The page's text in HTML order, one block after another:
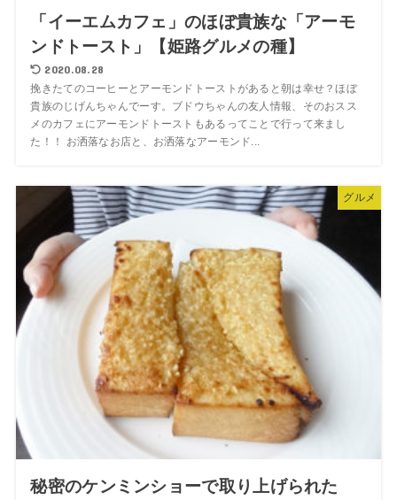
「イーエムカフェ」のほぼ貴族な「アーモ
ンドトースト」【姫路グルメの種】
2020.08.28
挽きたてのコーヒーとアーモンドトーストがあると朝は幸せ？ほぼ
貴族のじげんちゃんでーす。ブドウちゃんの友人情報、そのおスス
メのカフェにアーモンドトーストもあるってことで行って来まし
た！！ お洒落なお店と、お洒落なアーモンド...
グルメ
秘密のケンミンショーで取り上げられた